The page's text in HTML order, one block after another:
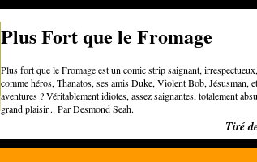
Plus Fort que le Fromage
Plus fort que le Fromage est un comic strip saignant,
comme héros, Thanatos, ses amis Duke, Violent Bob,
aventures ? Véritablement idiotes, assez saignantes, totalement
grand plaisir... Par Desmond Seah.
Tiré